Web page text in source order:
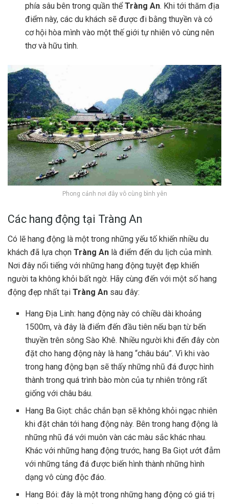
phía sâu bên trong quần thểTràng An. Khi tới thăm địa
điểm này, các du khách sẽ được đi bằng thuyền và có
cơ hội hòa mình vào một thế giới tự nhiên vô cùng nên
thơ và hữu tình.
Phong cảnh nơi đây vô cùng bình yên
Các hang động tại Tràng An
Có lẽ hang động là một trong những yếu tố khiến nhiều du
khách đã lựa chọn Tràng An là điểm đến du lịch của mình.
Nơi đây nổi tiếng với những hang động tuyệt đẹp khiến
người ta không khỏi bất ngờ. Hãy cùng đến với một số hang
động đẹp nhất tại Tràng An sau đây:
Hang Địa Linh: hang động này có chiều dài khoảng
1500m, và đây là điểm đến đầu tiên nếu bạn từ bến
thuyền trên sông Sào Khê. Nhiều người khi đến đây còn
đặt cho hang động này là hang “châu báu”. Vì khi vào
trong hang động bạn sẽ thấy những nhũ đá được hình
thành trong quá trình bào mòn của tự nhiên trông rất
giống với châu báu.
Hang Ba Giọt: chắc chắn bạn sẽ không khỏi ngạc nhiên
khi đặt chân tới hang động này. Bên trong hang động là
những nhũ đá với muôn vàn các màu sắc khác nhau.
Khác với những hang động trước, hang Ba Giọt ướt đẫm
với những tảng đá được biến hình thành những hình
dạng vô cùng độc đáo.
Hang Bói: đây là một trong những hang động có giá trị